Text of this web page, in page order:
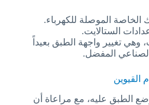
الموصلة للكهرباء.
الستالايت.
وهي تغيير واجهة الطبق بعيداً
المفضل.
القيوين
الطبق عليه، مع مراعاة أن